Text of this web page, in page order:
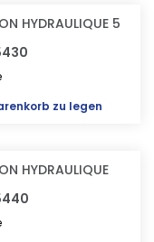
HYDRAULIQUE 5
zu legen
HYDRAULIQUE